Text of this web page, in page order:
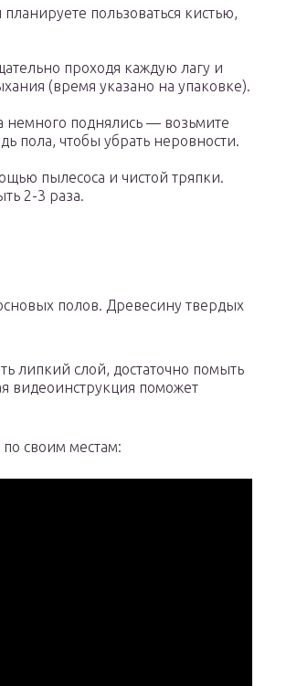
пользоваться кистью,
проходя каждую лагу и
(время указано на упаковке).
немного поднялись — возьмите
пола, чтобы убрать неровности.
пылесоса и чистой тряпки.
2-3 раза.
полов. Древесину твердых
слой, достаточно помыть
видеоинструкция поможет
своим местам: